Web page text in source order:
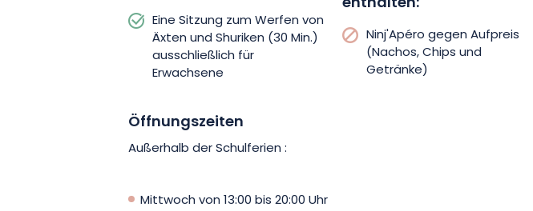
Eine Sitzung zum Werfen von
Äxten und Shuriken (30 Min.)
ausschließlich für
Erwachsene
Ninj'Apéro gegen Aufpreis
(Nachos, Chips und
Getränke)
Öffnungszeiten
Außerhalb der Schulferien :
Mittwoch von 13:00 bis 20:00 Uhr